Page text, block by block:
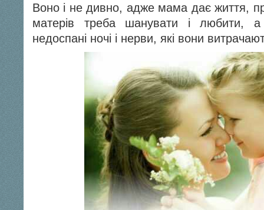
Воно і не дивно, адже мама дає життя,
матерів треба шанувати і любити,
недоспані ночі і нерви, які вони